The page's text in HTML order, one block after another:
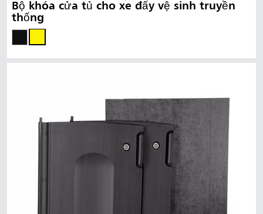
Bộ khóa cửa tủ cho xe đẩy vệ sinh truyền
thống